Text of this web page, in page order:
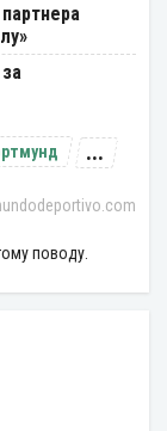
...
поводу.